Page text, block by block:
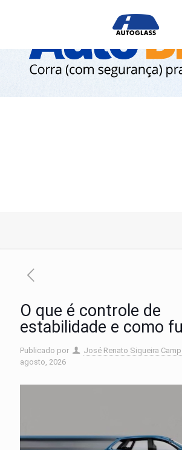
O que é controle de
estabilidade e como
Publicado por José Renato Siqueira
agosto, 2026